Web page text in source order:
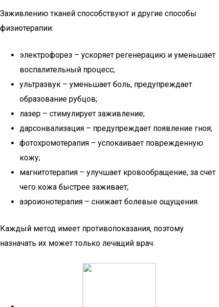
Заживлению тканей способствуют и другие способы
физиотерапии:
электрофорез – ускоряет регенерацию и уменьшает
воспалительный процесс;
ультразвук – уменьшает боль, предупреждает
образование рубцов;
лазер – стимулирует заживление;
дарсонвализация – предупреждает появление гноя;
фотохромотерапия – успокаивает поврежденную
кожу;
магнитотерапия – улучшает кровообращение, за счет
чего кожа быстрее заживает;
аэроионотерапия – снижает болевые ощущения.
Каждый метод имеет противопоказания, поэтому
назначать их может только лечащий врач.